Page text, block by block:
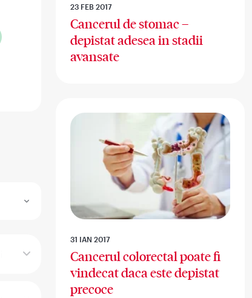
23 FEB 2017
Cancerul de stomac –
depistat adesea in stadii
avansate
31 IAN 2017
Cancerul colorectal poate fi
vindecat daca este depistat
precoce